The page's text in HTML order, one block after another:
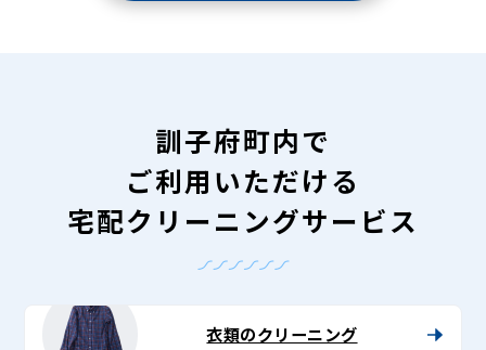
訓子府町内で
ご利用いただける
宅配クリーニングサービス
衣類のクリーニング